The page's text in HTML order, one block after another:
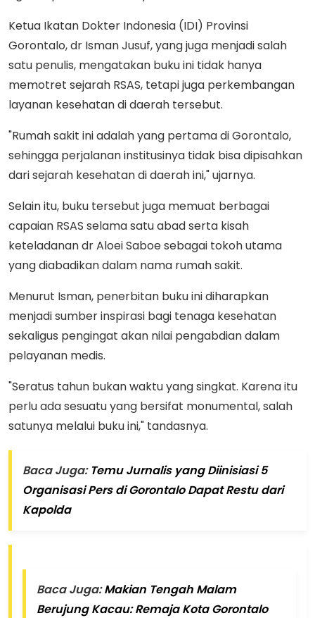
Ketua Ikatan Dokter Indonesia (IDI) Provinsi
Gorontalo, dr Isman Jusuf, yang juga menjadi salah
satu penulis, mengatakan buku ini tidak hanya
memotret sejarah RSAS, tetapi juga perkembangan
layanan kesehatan di daerah tersebut.
"Rumah sakit ini adalah yang pertama di Gorontalo,
sehingga perjalanan institusinya tidak bisa dipisahkan
dari sejarah kesehatan di daerah ini," ujarnya.
Selain itu, buku tersebut juga memuat berbagai
capaian RSAS selama satu abad serta kisah
keteladanan dr Aloei Saboe sebagai tokoh utama
yang diabadikan dalam nama rumah sakit.
Menurut Isman, penerbitan buku ini diharapkan
menjadi sumber inspirasi bagi tenaga kesehatan
sekaligus pengingat akan nilai pengabdian dalam
pelayanan medis.
"Seratus tahun bukan waktu yang singkat. Karena itu
perlu ada sesuatu yang bersifat monumental, salah
satunya melalui buku ini," tandasnya.
Baca Juga: Temu Jurnalis yang Diinisiasi 5
Organisasi Pers di Gorontalo Dapat Restu dari
Kapolda
Baca Juga:Makian Tengah Malam
Berujung Kacau: Remaja Kota Gorontalo